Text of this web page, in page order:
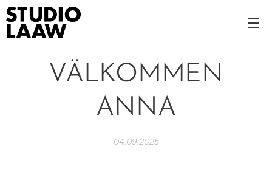
VÄLKOMMEN
ANNA
04.09.2025